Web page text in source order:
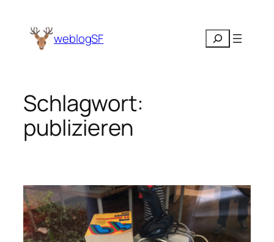
Inhalt
springen weblogSF Suchen
Schlagwort:
publizieren